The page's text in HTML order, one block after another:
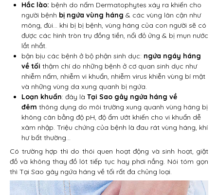
Hắc lào: bệnh do nấm Dermatophytes xáy ra khiến cho
người bệnh bị ngứa vùng háng & các vùng lân cận như
mông, đùi… khi bị bị bệnh, vùng háng của con người sẽ có
được các hình tròn trụ đồng tiền, nổi đỏ ửng & bị mụn nước
lắt nhắt.
bận bịu các bệnh ở bộ phận sinh dục: ngứa ngáy háng
về tối thậm chí do những bệnh ở cơ quan sinh dục như
nhiễm nấm, nhiễm vi khuẩn, nhiễm virus khiễn vùng bí mật
và những vùng da xung quanh bị ngứa.
Loạn khuẩn: đây là Tại Sao gây ngứa háng về
đêm thông dụng do môi trường xung quanh vùng háng bị
không cân bằng độ pH, độ ẩm ướt khiến cho vi khuẩn dễ
xâm nhập. Triệu chứng của bệnh là đau rát vùng háng, khí
hư bất thường…
Có trường hợp thì do thói quen hoạt động và sinh hoạt, giặt
đồ và không thay đồ lót tiếp tục hay phơi nắng. Nói tóm gọn
thì Tại Sao gây ngứa háng về tối rất đa chủng loại.